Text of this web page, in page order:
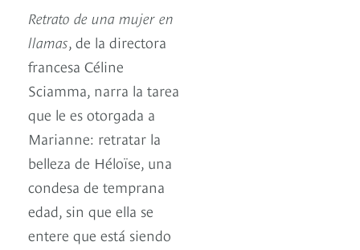
Retrato de una mujer en
llamas, de la directora
francesa Céline
Sciamma, narra la tarea
que le es otorgada a
Marianne: retratar la
belleza de Héloïse, una
condesa de temprana
edad, sin que ella se
entere que está siendo